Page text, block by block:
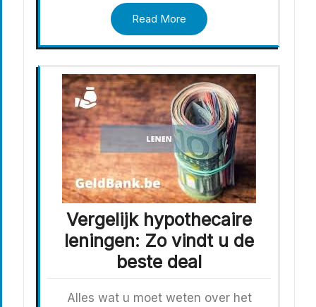
Read More
Vergelijk hypothecaire
leningen: Zo vindt u de
beste deal
Alles wat u moet weten over het